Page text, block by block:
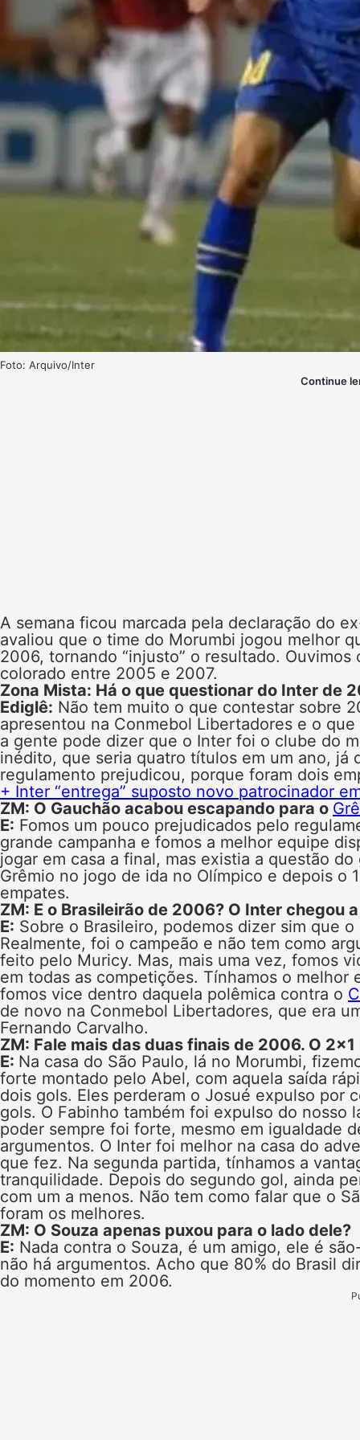
Foto: Arquivo/Inter
Continue
A semana ficou marcada pela declaração do
avaliou que o time do Morumbi jogou melhor
2006, tornando “injusto” o resultado.
colorado entre 2005 e 2007.
Zona Mista: Há o que questionar do Inter de
Ediglê: Não tem muito o que contestar sobre
apresentou na Conmebol Libertadores e o
a gente pode dizer que o Inter foi o clube do
inédito, que seria quatro títulos em um ano, já
regulamento prejudicou, porque foram dois
+ Inter “entrega” suposto novo patrocinador
ZM: O Gauchão acabou escapando para o
E: Fomos um pouco prejudicados pelo
grande campanha e fomos a melhor equipe
jogar em casa a final, mas existia a questão
Grêmio no jogo de ida no Olímpico e depois o
empates.
ZM: E o Brasileirão de 2006? O Inter chegou
E: Sobre o Brasileiro, podemos dizer sim que
Realmente, foi o campeão e não tem como
feito pelo Muricy. Mas, mais uma vez, fomos
em todas as competições. Tínhamos o
fomos vice dentro daquela polêmica contra o
de novo na Conmebol Libertadores, que era
Fernando Carvalho.
ZM: Fale mais das duas finais de 2006. O
E: Na casa do São Paulo, lá no Morumbi,
forte montado pelo Abel, com aquela saída
dois gols. Eles perderam o Josué expulso por
gols. O Fabinho também foi expulso do nosso
poder sempre foi forte, mesmo em igualdade
argumentos. O Inter foi melhor na casa do
que fez. Na segunda partida, tínhamos a
tranquilidade. Depois do segundo gol, ainda
com um a menos. Não tem como falar que o
foram os melhores.
ZM: O Souza apenas puxou para o lado dele?
E: Nada contra o Souza, é um amigo, ele é
não há argumentos. Acho que 80% do Brasil
do momento em 2006.